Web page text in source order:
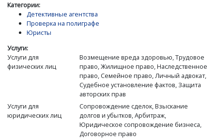
Категории:
Детективные агентства
Проверка на полиграфе
Юристы
Услуги:
Услуги для
физических лиц
Возмещение вреда здоровью, Трудовое
право, Жилищное право, Наследственное
право, Семейное право, Личный адвокат,
Судебное установление фактов, Защита
авторских прав
Услуги для
юридических лиц
Сопровождение сделок, Взыскание
долгов и убытков, Арбитраж,
Юридическое сопровождение бизнеса,
Договорное право